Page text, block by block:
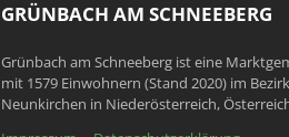
GRÜNBACH AM SCHNEEBERG
Grünbach am Schneeberg ist eine
mit 1579 Einwohnern (Stand 2020) im Bezirk
Neunkirchen in Niederösterreich,